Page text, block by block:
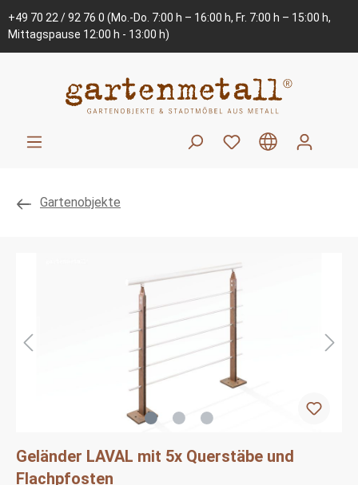
+49 70 22 / 92 76 0 (Mo.-Do. 7:00 h – 16:00 h, Fr. 7:00 h – 15:00 h,
Mittagspause 12:00 h - 13:00 h)
Gartenobjekte
Geländer LAVAL mit 5x Querstäbe und
Flachpfosten